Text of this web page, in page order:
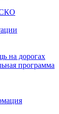
на дорогах
программа